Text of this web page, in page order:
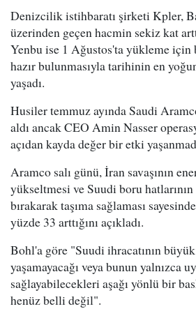
Denizcilik istihbaratı şirketi Kpler,
üzerinden geçen hacmin sekiz kat
Yenbu ise 1 Ağustos'ta yükleme için
hazır bulunmasıyla tarihinin en
yaşadı.
Husiler temmuz ayında Saudi
aldı ancak CEO Amin Nasser
açıdan kayda değer bir etki
Aramco salı günü, İran savaşının
yükseltmesi ve Suudi boru
bırakarak taşıma sağlaması
yüzde 33 arttığını açıkladı.
Bohl'a göre "Suudi ihracatının
yaşamayacağı veya bunun yalnızca
sağlayabilecekleri aşağı yönlü bir
henüz belli değil".